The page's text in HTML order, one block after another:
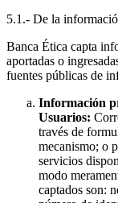
5.1.- De la
Banca Ética capta
aportadas o
fuentes públicas de
Información
Usuarios:
través de
mecanismo; o
servicios
modo
captados son: